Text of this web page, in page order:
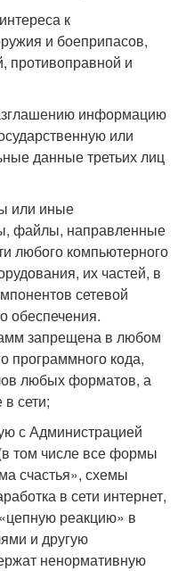
к
и боеприпасов,
противоправной и
информацию
или
данные третьих лиц
или иные
файлы, направленные
любого компьютерного
их частей, в
сетевой
обеспечения.
запрещена в любом
программного кода,
любых форматов, а
сети;
с Администрацией
том числе все формы
счастья», схемы
в сети интернет,
реакцию» в
и другую
ненормативную